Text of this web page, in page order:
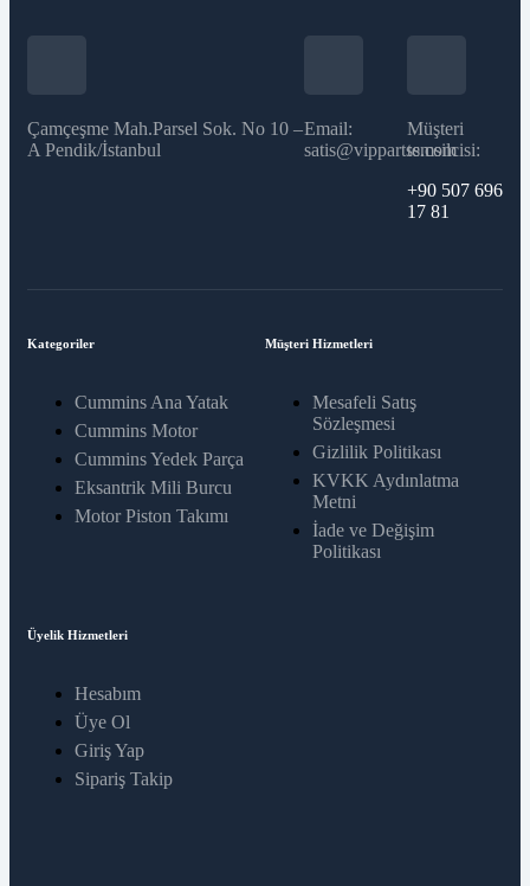
Çamçeşme Mah.Parsel Sok. No 10 –
A Pendik/İstanbul
Email:
satis@vippartss.com
Müşteri
temsilcisi:
+90 507 696
17 81
Kategoriler
Cummins Ana Yatak
Cummins Motor
Cummins Yedek Parça
Eksantrik Mili Burcu
Motor Piston Takımı
Müşteri Hizmetleri
Mesafeli Satış
Sözleşmesi
Gizlilik Politikası
KVKK Aydınlatma
Metni
İade ve Değişim
Politikası
Üyelik Hizmetleri
Hesabım
Üye Ol
Giriş Yap
Sipariş Takip